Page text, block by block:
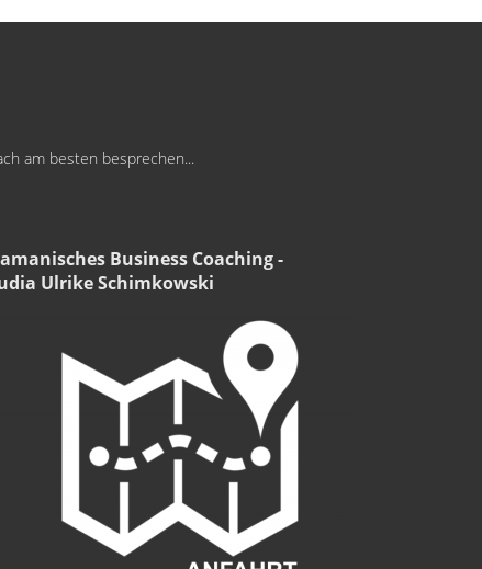
am besten besprechen...
Business Coaching -
Ulrike Schimkowski